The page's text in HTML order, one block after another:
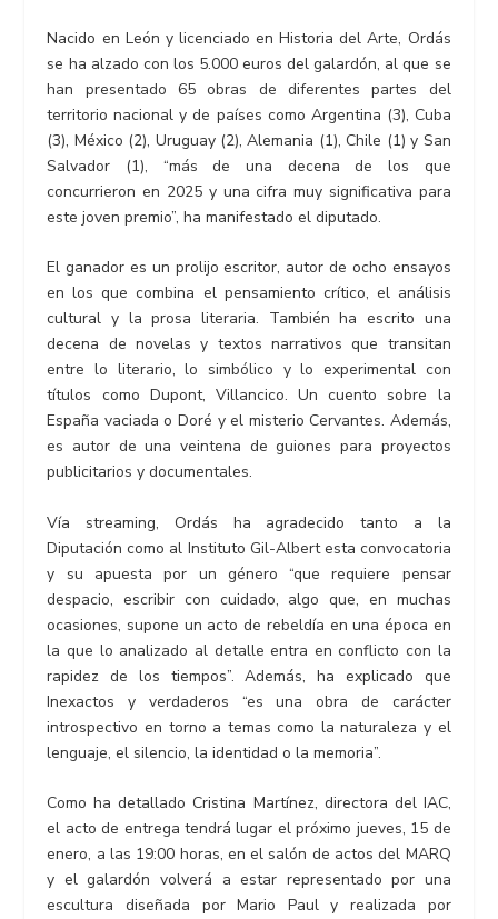
Nacido en León y licenciado en Historia del Arte, Ordás
se ha alzado con los 5.000 euros del galardón, al que se
han presentado 65 obras de diferentes partes del
territorio nacional y de países como Argentina (3), Cuba
(3), México (2), Uruguay (2), Alemania (1), Chile (1) y San
Salvador (1), “más de una decena de los que
concurrieron en 2025 y una cifra muy significativa para
este joven premio”, ha manifestado el diputado.
El ganador es un prolijo escritor, autor de ocho ensayos
en los que combina el pensamiento crítico, el análisis
cultural y la prosa literaria. También ha escrito una
decena de novelas y textos narrativos que transitan
entre lo literario, lo simbólico y lo experimental con
títulos como Dupont, Villancico. Un cuento sobre la
España vaciada o Doré y el misterio Cervantes. Además,
es autor de una veintena de guiones para proyectos
publicitarios y documentales.
Vía streaming, Ordás ha agradecido tanto a la
Diputación como al Instituto Gil-Albert esta convocatoria
y su apuesta por un género “que requiere pensar
despacio, escribir con cuidado, algo que, en muchas
ocasiones, supone un acto de rebeldía en una época en
la que lo analizado al detalle entra en conflicto con la
rapidez de los tiempos”. Además, ha explicado que
Inexactos y verdaderos “es una obra de carácter
introspectivo en torno a temas como la naturaleza y el
lenguaje, el silencio, la identidad o la memoria”.
Como ha detallado Cristina Martínez, directora del IAC,
el acto de entrega tendrá lugar el próximo jueves, 15 de
enero, a las 19:00 horas, en el salón de actos del MARQ
y el galardón volverá a estar representado por una
escultura diseñada por Mario Paul y realizada por